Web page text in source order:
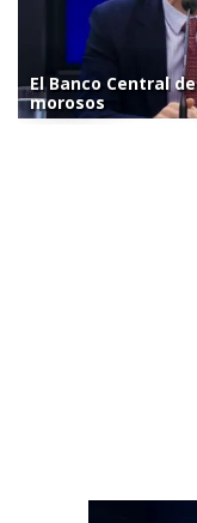
El Banco Central
morosos